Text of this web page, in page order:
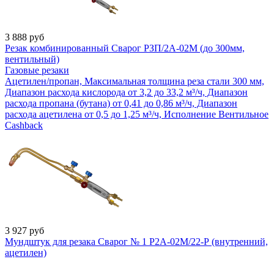
3 888 руб
Резак комбинированный Сварог РЗП/2А-02М (до 300мм,
вентильный)
Газовые резаки
Ацетилен/пропан, Максимальная толщина реза стали 300 мм,
Диапазон расхода кислорода от 3,2 до 33,2 м³/ч, Диапазон
расхода пропана (бутана) от 0,41 до 0,86 м³/ч, Диапазон
расхода ацетилена от 0,5 до 1,25 м³/ч, Исполнение Вентильное
Cashback
3 927 руб
Мундштук для резака Сварог № 1 Р2А-02М/22-Р (внутренний,
ацетилен)